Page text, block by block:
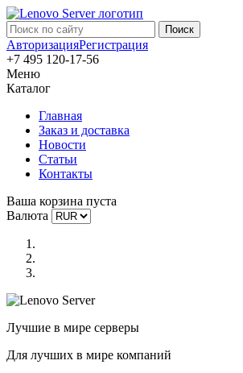
АвторизацияРегистрация
+7 495 120-17-56
Меню
Каталог
Главная
Заказ и доставка
Новости
Статьи
Контакты
Ваша корзина пуста
Валюта
Лучшие в мире серверы
Для лучших в мире компаний